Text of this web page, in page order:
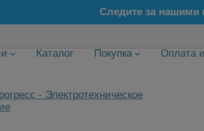
Следите за нашими
Каталог Покупка Оплата